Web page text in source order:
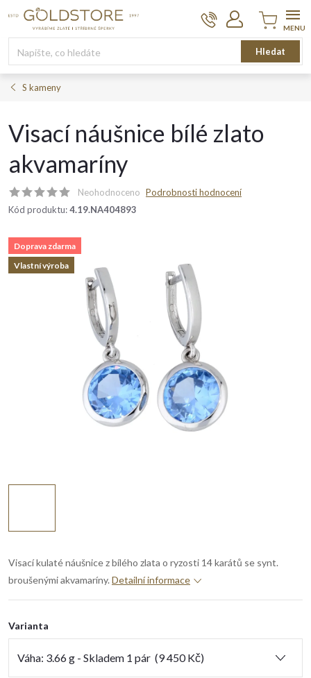
Hledat
Nákupní
košík
S kameny
Visací náušnice bílé zlato
akvamaríny
Neohodnoceno Podrobnosti hodnocení
Kód produktu:4.19.NA404893
Doprava zdarma
Vlastní výroba
Visací kulaté náušnice z bílého zlata o ryzosti 14 karátů se synt.
broušenými akvamaríny. Detailní informace
Varianta